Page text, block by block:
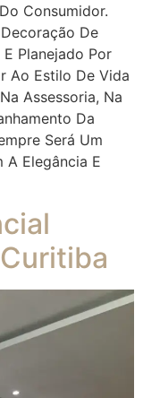
Consumidor.
De
Planejado Por
Ao Estilo De Vida
Assessoria, Na
Da
Será Um
A Elegância E